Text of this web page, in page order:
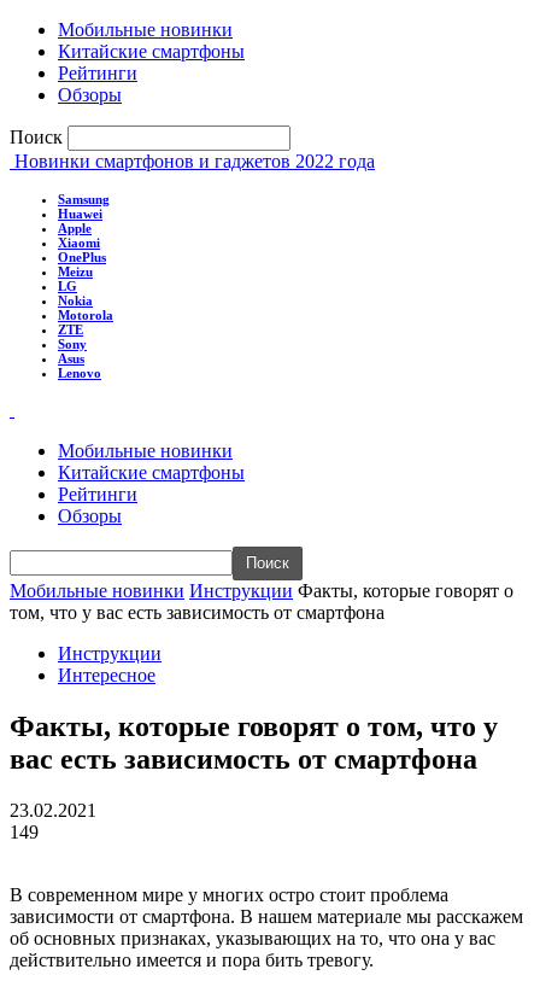
Мобильные новинки
Китайские смартфоны
Рейтинги
Обзоры
Поиск
Новинки смартфонов и гаджетов 2022 года
Samsung
Huawei
Apple
Xiaomi
OnePlus
Meizu
LG
Nokia
Motorola
ZTE
Sony
Asus
Lenovo
Мобильные новинки
Китайские смартфоны
Рейтинги
Обзоры
Мобильные новинки Инструкции Факты, которые говорят о
том, что у вас есть зависимость от смартфона
Инструкции
Интересное
Факты, которые говорят о том, что у
вас есть зависимость от смартфона
23.02.2021
149
В современном мире у многих остро стоит проблема
зависимости от смартфона. В нашем материале мы расскажем
об основных признаках, указывающих на то, что она у вас
действительно имеется и пора бить тревогу.